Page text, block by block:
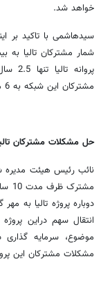
خواهد شد.
سیدهاشمی با تاکید بر
شمار مشترکان تالیا
مشترکان این شبکه به 6 میلیون نفر برسد.
حل مشکلات مشترکان
دوباره پروژه تالیا به
انتقال سهم دراین
موضوع، سرمایه گذاری
مشکلات مشترکان این